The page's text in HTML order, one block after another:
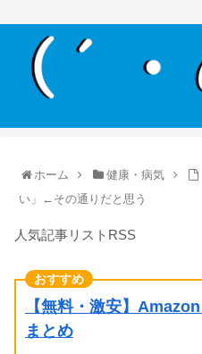
ホーム 健康・病気
い」←その通りだと思う
人気記事リストRSS
【無料・激安】
まとめ